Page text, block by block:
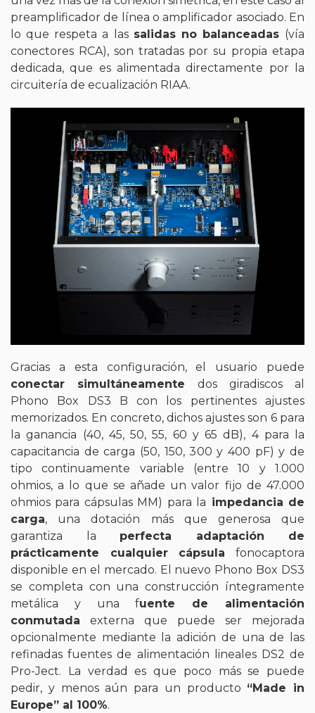
preamplificador de línea o amplificador asociado. En
lo que respeta a las salidas no balanceadas (vía
conectores RCA), son tratadas por su propia etapa
dedicada, que es alimentada directamente por la
circuitería de ecualización RIAA.
Gracias a esta configuración, el usuario puede
conectar simultáneamente dos giradiscos al
Phono Box DS3 B con los pertinentes ajustes
memorizados. En concreto, dichos ajustes son 6 para
la ganancia (40, 45, 50, 55, 60 y 65 dB), 4 para la
capacitancia de carga (50, 150, 300 y 400 pF) y de
tipo continuamente variable (entre 10 y 1.000
ohmios, a lo que se añade un valor fijo de 47.000
ohmios para cápsulas MM) para la impedancia de
carga, una dotación más que generosa que
garantiza la perfecta adaptación de
prácticamente cualquier cápsula fonocaptora
disponible en el mercado. El nuevo Phono Box DS3
se completa con una construcción íntegramente
metálica y una fuente de alimentación
conmutada externa que puede ser mejorada
opcionalmente mediante la adición de una de las
refinadas fuentes de alimentación lineales DS2 de
Pro-Ject. La verdad es que poco más se puede
pedir, y menos aún para un producto “Made in
Europe” al 100%.